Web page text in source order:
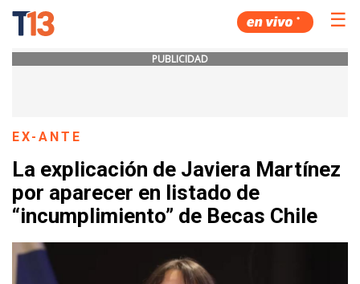
☰
PUBLICIDAD
EX-ANTE
La explicación de Javiera Martínez
por aparecer en listado de
“incumplimiento” de Becas Chile